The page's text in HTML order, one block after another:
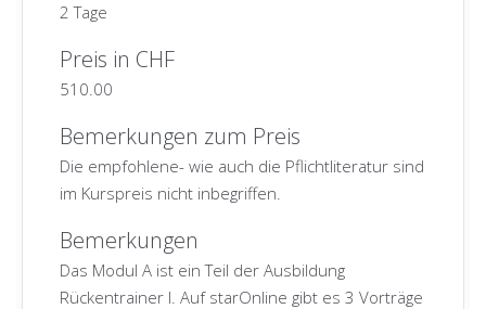
2 Tage
Preis in CHF
510.00
Bemerkungen zum Preis
Die empfohlene- wie auch die Pflichtliteratur sind
im Kurspreis nicht inbegriffen.
Bemerkungen
Das Modul A ist ein Teil der Ausbildung
Rückentrainer I. Auf starOnline gibt es 3 Vorträge